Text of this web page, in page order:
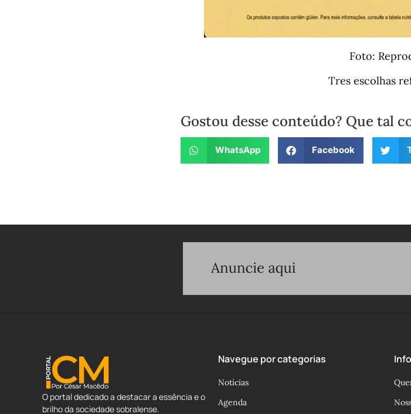
Foto:
Tres escolhas
Gostou desse conteúdo? Que tal
WhatsApp Facebook
O portal dedicado a destacar a essência e o
brilho da sociedade sobralense.
Navegue por categorias
Notícias
Agenda